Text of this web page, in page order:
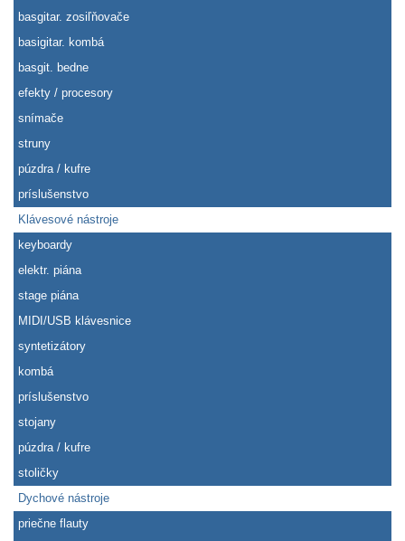
basgitar. zosiľňovače
basigitar. kombá
basgit. bedne
efekty / procesory
snímače
struny
púzdra / kufre
príslušenstvo
Klávesové nástroje
keyboardy
elektr. piána
stage piána
MIDI/USB klávesnice
syntetizátory
kombá
príslušenstvo
stojany
púzdra / kufre
stoličky
Dychové nástroje
priečne flauty